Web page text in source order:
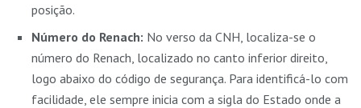
posição.
Número do Renach: No verso da CNH, localiza-se o
número do Renach, localizado no canto inferior direito,
logo abaixo do código de segurança. Para identificá-lo com
facilidade, ele sempre inicia com a sigla do Estado onde a